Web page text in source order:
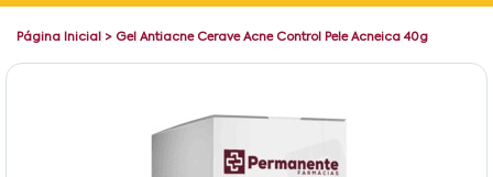
Bahia
Página Inicial > Gel Antiacne Cerave Acne Control Pele Acneica 40g